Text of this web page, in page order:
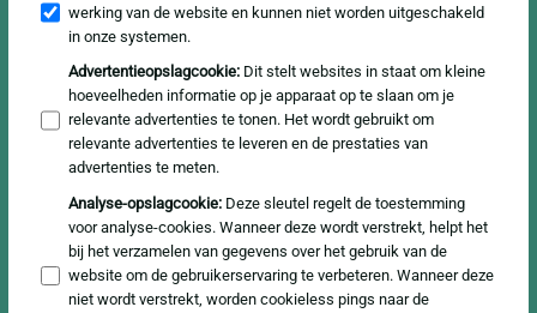
werking van de website en kunnen niet worden uitgeschakeld
in onze systemen.
Advertentieopslagcookie: Dit stelt websites in staat om kleine
hoeveelheden informatie op je apparaat op te slaan om je
relevante advertenties te tonen. Het wordt gebruikt om
relevante advertenties te leveren en de prestaties van
advertenties te meten.
Analyse-opslagcookie: Deze sleutel regelt de toestemming
voor analyse-cookies. Wanneer deze wordt verstrekt, helpt het
bij het verzamelen van gegevens over het gebruik van de
website om de gebruikerservaring te verbeteren. Wanneer deze
niet wordt verstrekt, worden cookieless pings naar de